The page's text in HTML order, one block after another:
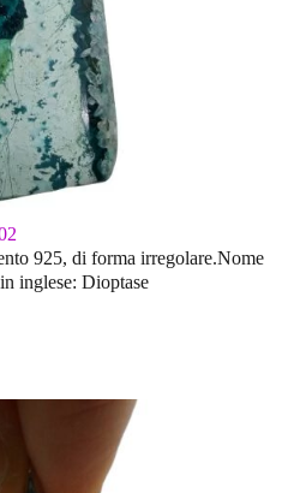
925, di forma irregolare.Nome
inglese: Dioptase